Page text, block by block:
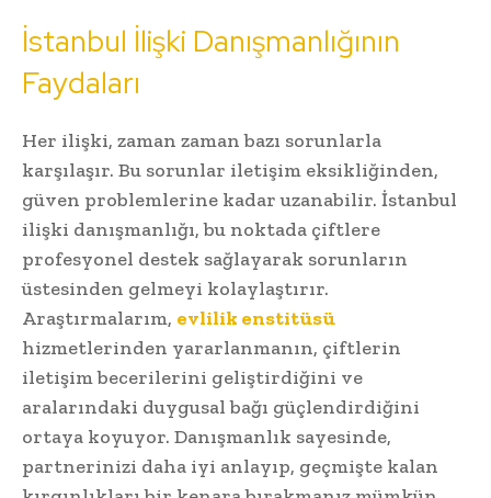
İstanbul İlişki Danışmanlığının
Faydaları
Her ilişki, zaman zaman bazı sorunlarla
karşılaşır. Bu sorunlar iletişim eksikliğinden,
güven problemlerine kadar uzanabilir. İstanbul
ilişki danışmanlığı, bu noktada çiftlere
profesyonel destek sağlayarak sorunların
üstesinden gelmeyi kolaylaştırır.
Araştırmalarım, evlilik enstitüsü
hizmetlerinden yararlanmanın, çiftlerin
iletişim becerilerini geliştirdiğini ve
aralarındaki duygusal bağı güçlendirdiğini
ortaya koyuyor. Danışmanlık sayesinde,
partnerinizi daha iyi anlayıp, geçmişte kalan